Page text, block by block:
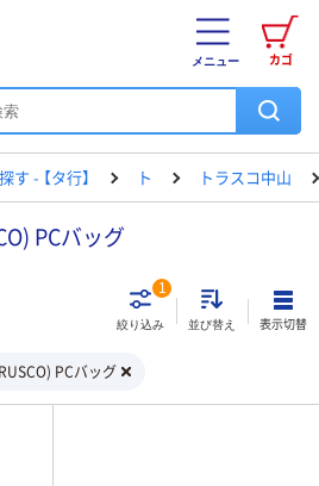
カゴ
メニュー
- 【タ行】 ト トラスコ中山
PCバッグ
絞り込み
1
並び替え 表示切替
PCバッグ